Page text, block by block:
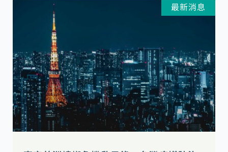
最新消息